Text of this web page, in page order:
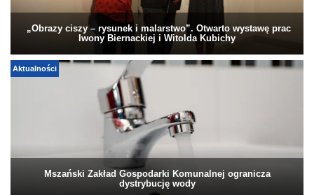
„Obrazy ciszy – rysunek i malarstwo”. Otwarto wystawę prac
Iwony Biernackiej i Witolda Kubichy
Aktualności
Mszański Zakład Gospodarki Komunalnej ogranicza
dystrybucję wody